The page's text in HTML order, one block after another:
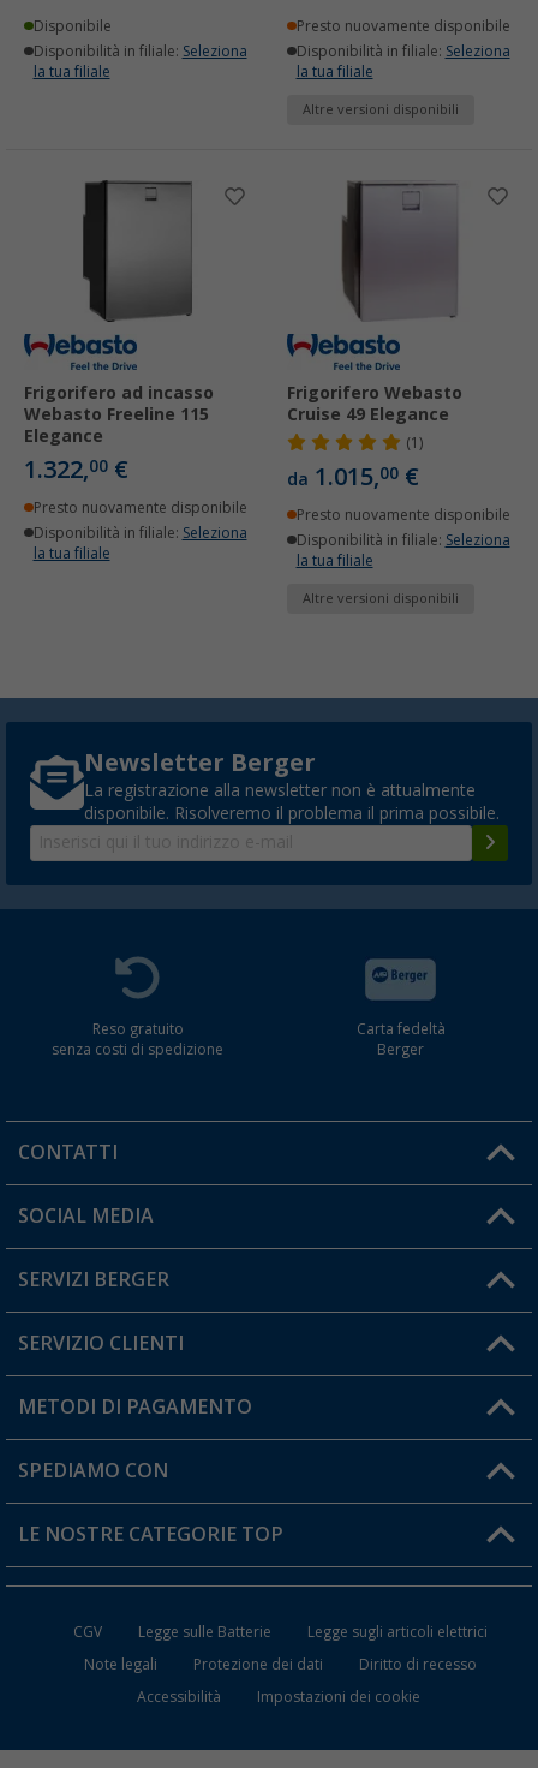
Disponibile
Disponibilità in filiale: Seleziona
la tua filiale
Presto nuovamente disponibile
Disponibilità in filiale: Seleziona
la tua filiale
Altre versioni disponibili
Frigorifero ad incasso
Webasto Freeline 115
Elegance
1.322,00 €
Presto nuovamente disponibile
Disponibilità in filiale: Seleziona
la tua filiale
Frigorifero Webasto
Cruise 49 Elegance
(1)
da 1.015,00 €
Presto nuovamente disponibile
Disponibilità in filiale: Seleziona
la tua filiale
Altre versioni disponibili
Newsletter Berger
La registrazione alla newsletter non è attualmente
disponibile. Risolveremo il problema il prima possibile.
Reso gratuito
senza costi di spedizione
Carta fedeltà
Berger
CONTATTI
Orari di apertura del servizio:
Hai una domanda?
SOCIAL MEDIA
SERVIZI BERGER
Diventare rivenditori
Il mio Account
Carta fedeltà Berger
SERVIZIO CLIENTI
Informazioni sulla spedizione
Resi
FAQ e Contatti
METODI DI PAGAMENTO
SPEDIAMO CON
LE NOSTRE CATEGORIE TOP
Mobili per il Campeggio
Frigo Portatili
CGV Legge sulle Batterie
Legge sugli articoli elettrici
Note legali
Protezione dei dati
Diritto di recesso
Accessibilità
Impostazioni dei cookie